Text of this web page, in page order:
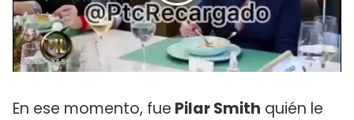
En ese momento, fue Pilar Smith quién le